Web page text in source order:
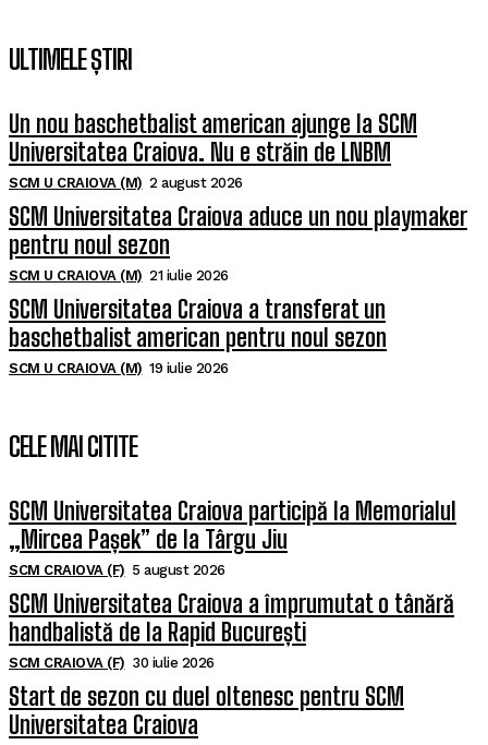
ULTIMELE ȘTIRI
Un nou baschetbalist american ajunge la SCM
Universitatea Craiova. Nu e străin de LNBM
SCM U CRAIOVA (M) 2 august 2026
SCM Universitatea Craiova aduce un nou playmaker
pentru noul sezon
SCM U CRAIOVA (M) 21 iulie 2026
SCM Universitatea Craiova a transferat un
baschetbalist american pentru noul sezon
SCM U CRAIOVA (M) 19 iulie 2026
CELE MAI CITITE
SCM Universitatea Craiova participă la Memorialul
„Mircea Pașek” de la Târgu Jiu
SCM CRAIOVA (F) 5 august 2026
SCM Universitatea Craiova a împrumutat o tânără
handbalistă de la Rapid București
SCM CRAIOVA (F) 30 iulie 2026
Start de sezon cu duel oltenesc pentru SCM
Universitatea Craiova